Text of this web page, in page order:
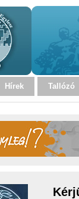
Hírek Tallózó